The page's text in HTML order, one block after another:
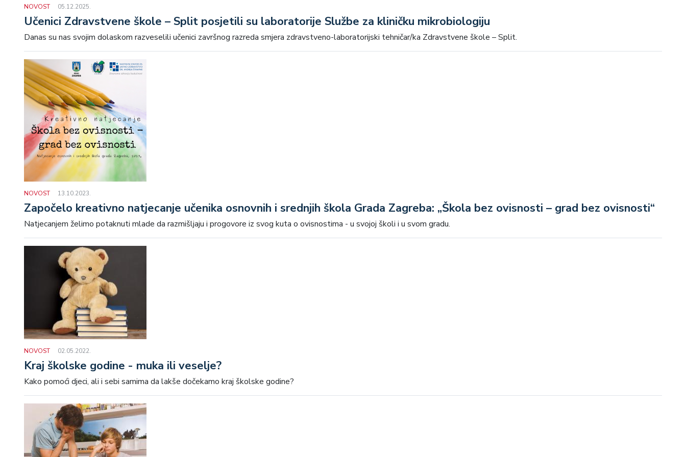
NOVOST 05.12.2025.
Učenici Zdravstvene škole – Split posjetili su laboratorije Službe za kliničku mikrobiologiju
Danas su nas svojim dolaskom razveselili učenici završnog razreda smjera zdravstveno-laboratorijski tehničar/ka Zdravstvene škole – Split.
NOVOST 13.10.2023.
Započelo kreativno natjecanje učenika osnovnih i srednjih škola Grada Zagreba: „Škola bez ovisnosti – grad bez ovisnosti“
Natjecanjem želimo potaknuti mlade da razmišljaju i progovore iz svog kuta o ovisnostima - u svojoj školi i u svom gradu.
NOVOST 02.05.2022.
Kraj školske godine - muka ili veselje?
Kako pomoći djeci, ali i sebi samima da lakše dočekamo kraj školske godine?